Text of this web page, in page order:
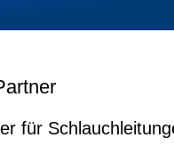
für